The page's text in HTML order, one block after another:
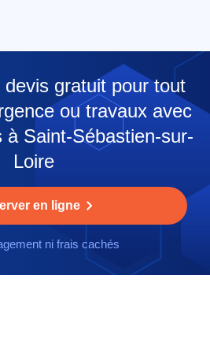
gratuit pour tout
ou travaux avec
à Saint-Sébastien-sur-
Loire
en ligne
ni frais cachés